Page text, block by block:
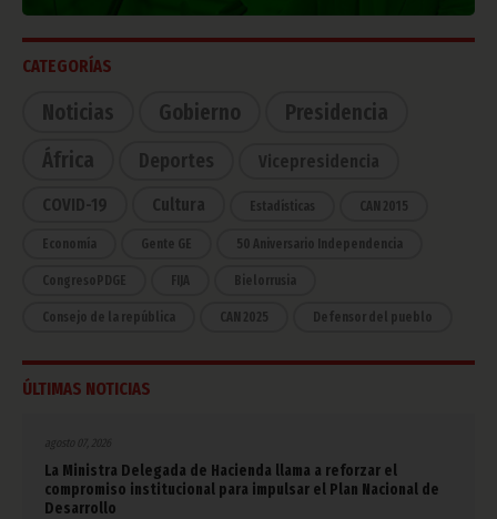
CATEGORÍAS
Noticias Gobierno
Presidencia
África
Deportes Vicepresidencia
COVID-19 Cultura Estadísticas CAN 2015
Economía Gente GE 50 Aniversario Independencia
CongresoPDGE FIJA Bielorrusia
Consejo de la república CAN 2025 Defensor del pueblo
ÚLTIMAS NOTICIAS
agosto 07, 2026
La Ministra Delegada de Hacienda llama a reforzar el
compromiso institucional para impulsar el Plan Nacional de
Desarrollo